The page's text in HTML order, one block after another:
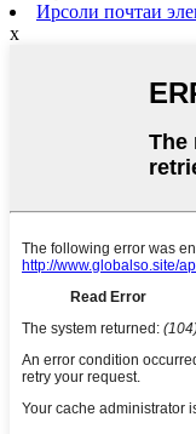
Ирсоли почтаи
x